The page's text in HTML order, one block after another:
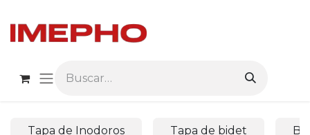
Tapa de Inodoros Tapa de bidet